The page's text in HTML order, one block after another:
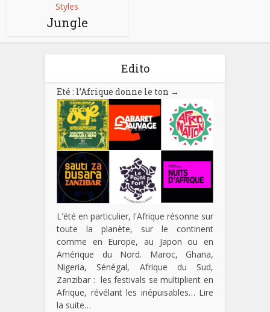
Styles
Jungle
Edito
Eté : l’Afrique donne le ton →
L'été en particulier, l'Afrique résonne sur
toute la planète, sur le continent
comme en Europe, au Japon ou en
Amérique du Nord. Maroc, Ghana,
Nigeria, Sénégal, Afrique du Sud,
Zanzibar : les festivals se multiplient en
Afrique, révélant les inépuisables… Lire
la suite…